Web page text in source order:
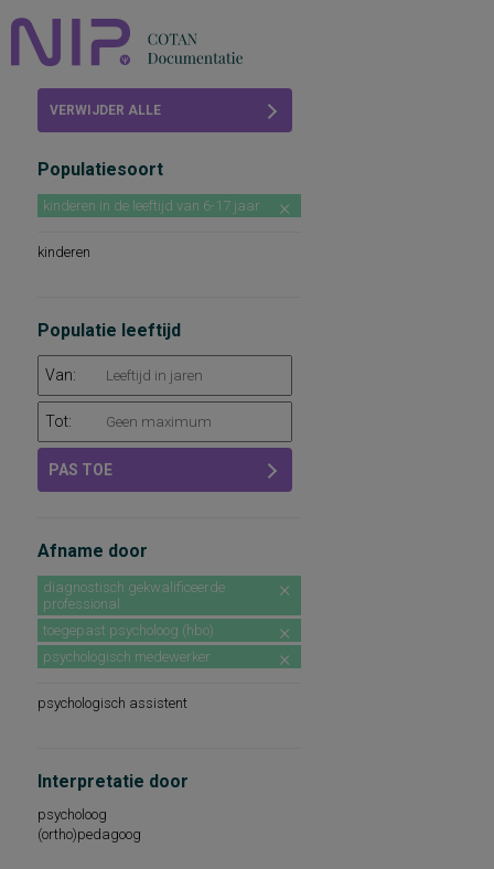
VERWIJDER ALLE
Populatiesoort
kinderen in de leeftijd van 6-17 jaar
kinderen
Populatie leeftijd
Van:
Tot:
PAS TOE
Afname door
diagnostisch gekwalificeerde
professional
toegepast psycholoog (hbo)
psychologisch medewerker
psychologisch assistent
Interpretatie door
psycholoog
(ortho)pedagoog